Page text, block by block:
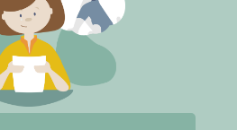
un mémorial